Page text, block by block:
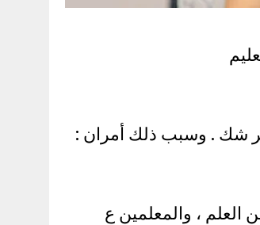
غير شك . وسبب ذلك أمران :
العلم ، والمعلمين ع